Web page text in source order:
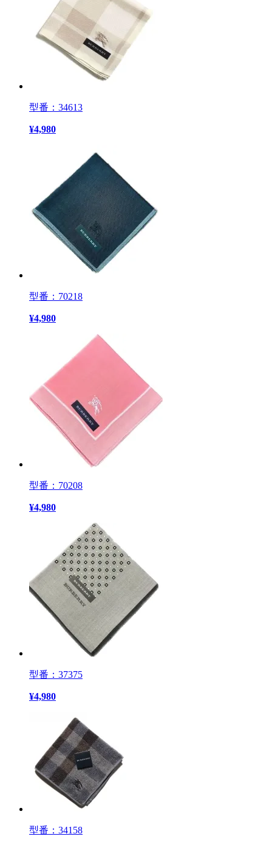
型番：34613
¥4,980
型番：70218
¥4,980
型番：70208
¥4,980
型番：37375
¥4,980
型番：34158